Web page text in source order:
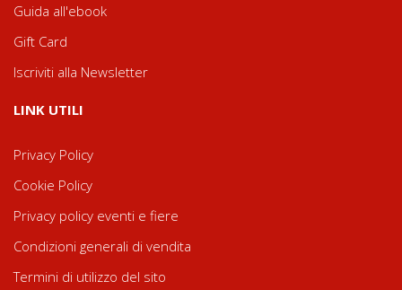
Guida all'ebook
Gift Card
Iscriviti alla Newsletter
LINK UTILI
Privacy Policy
Cookie Policy
Privacy policy eventi e fiere
Condizioni generali di vendita
Termini di utilizzo del sito